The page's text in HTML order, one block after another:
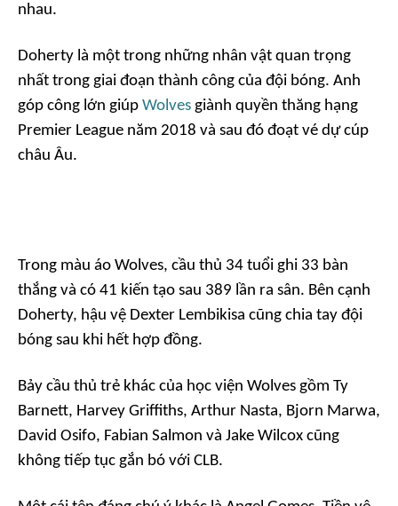
nhau.
Doherty là một trong những nhân vật quan trọng
nhất trong giai đoạn thành công của đội bóng. Anh
góp công lớn giúp Wolves giành quyền thăng hạng
Premier League năm 2018 và sau đó đoạt vé dự cúp
châu Âu.
Trong màu áo Wolves, cầu thủ 34 tuổi ghi 33 bàn
thắng và có 41 kiến tạo sau 389 lần ra sân. Bên cạnh
Doherty, hậu vệ Dexter Lembikisa cũng chia tay đội
bóng sau khi hết hợp đồng.
Bảy cầu thủ trẻ khác của học viện Wolves gồm Ty
Barnett, Harvey Griffiths, Arthur Nasta, Bjorn Marwa,
David Osifo, Fabian Salmon và Jake Wilcox cũng
không tiếp tục gắn bó với CLB.